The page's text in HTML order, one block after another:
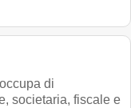
di
societaria, fiscale e